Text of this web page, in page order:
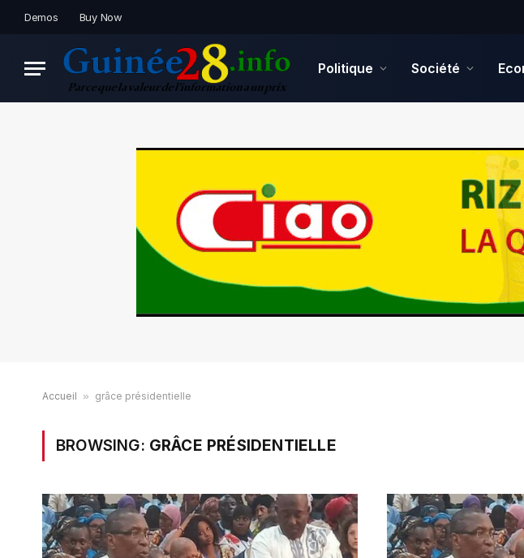
Demos Buy Now
Politique Société
Accueil » grâce présidentielle
BROWSING: GRÂCE PRÉSIDENTIELLE